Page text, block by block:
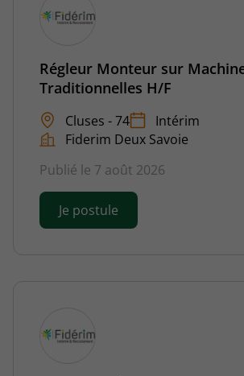
Régleur Monteur sur
Traditionnelles H/F
Cluses - 74
Intérim
Fiderim Deux Savoie
Publié le 7 août 2026
Je postule